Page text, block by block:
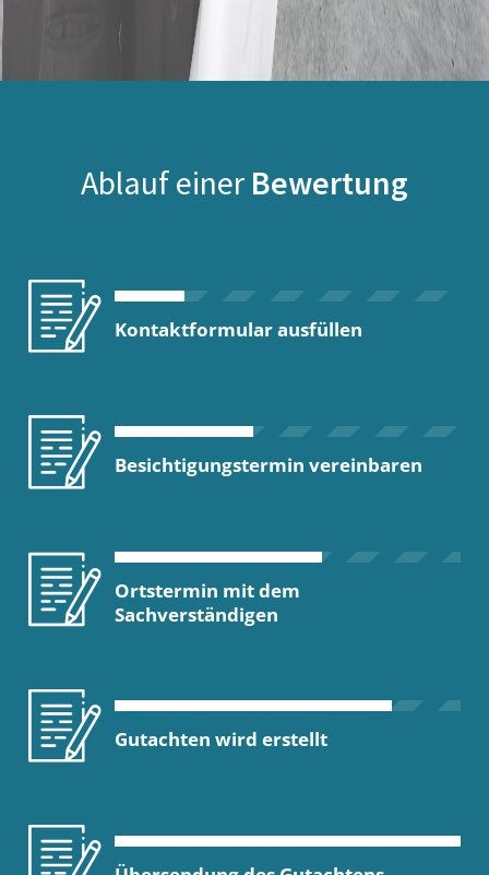
Ablauf einer Bewertung
Kontaktformular ausfüllen
Besichtigungstermin vereinbaren
Ortstermin mit dem
Sachverständigen
Gutachten wird erstellt